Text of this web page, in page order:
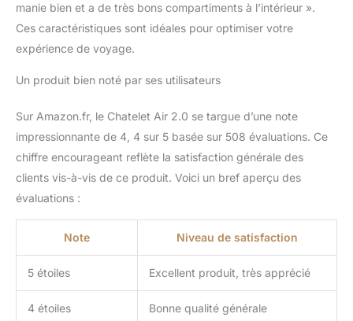
intrusions qu'une
fermeture éclair
la technologie SILVADUR
efficace des odeurs
Poignée ergonomique
facile et poignées de
transport latérales et
un sac à linge, un sac à
pour une organisation
dimensions extérieures :
manie bien et a de très bons compartiments à l’intérieur ».
Ces caractéristiques sont idéales pour optimiser votre
expérience de voyage.
Un produit bien noté par ses utilisateurs
Sur Amazon.fr, le Chatelet Air 2.0 se targue d’une note
impressionnante de 4, 4 sur 5 basée sur 508 évaluations. Ce
chiffre encourageant reflète la satisfaction générale des
clients vis-à-vis de ce produit. Voici un bref aperçu des
évaluations :
Note Niveau de satisfaction
5 étoiles Excellent produit, très apprécié
4 étoiles Bonne qualité générale